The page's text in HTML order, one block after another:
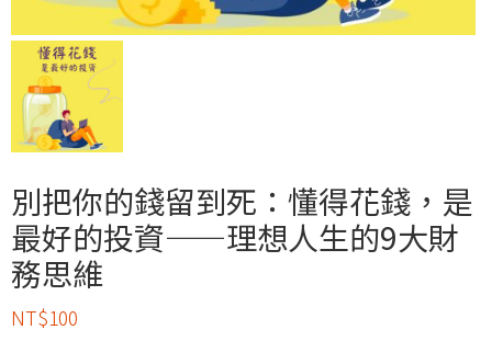
別把你的錢留到死：懂得花錢，是
最好的投資——理想人生的9大財
務思維
NT$100